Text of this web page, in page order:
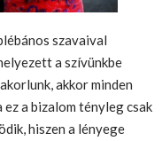
szavaival
a szívünkbe
akkor minden
a bizalom tényleg csak
hiszen a lényege